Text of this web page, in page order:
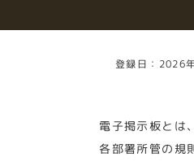
登録日：2026
電子掲示板とは
各部署所管の規